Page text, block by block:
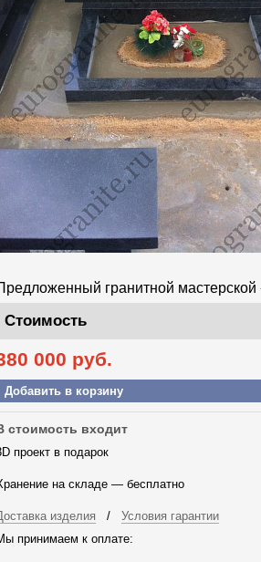
гранитной
Стоимость
000 руб.
Добавить в корзину
стоимость входит
проект в подарок
на складе — бесплатно
изделия / Условия гарантии
принимаем к оплате: